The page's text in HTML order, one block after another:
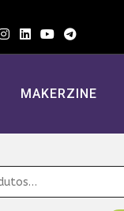
MAKERZINE